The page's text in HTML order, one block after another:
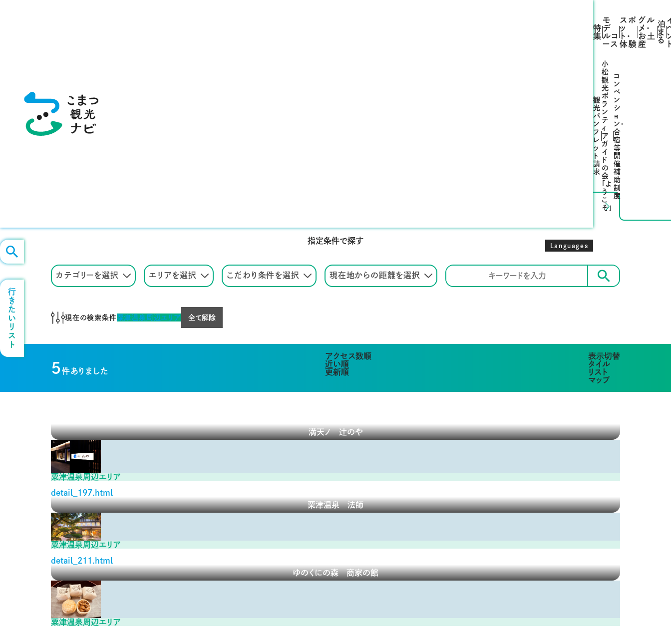
特
集
モ
デ
ルコ
ース
スポ
ッ
ト・
体験
グル
メ・
お土
産
泊
ま
る
観
光
パ
ン
フ
レ
ッ
ト
請
求
小
松
観
光
ボ
ラ
ン
テ
ィ
ア
ガ
イ
ド
の
会
「よ
う
こ
そ」
コ
ン
ベ
ン
シ
ョ
ン・
合
宿
等
開
催
補
助
制
度
行きたいリスト
Languages
指定条件で探す
カテゴリーを選択 エリアを選択 こだわり条件を選択 現在地からの距離を選択 検索
現在の検索条件粟津温泉周辺エリア 全て解除
5件ありました
アクセス数順
近い順
更新順
表示切替
タイル
リスト
マップ
満天ノ 辻のや
粟津温泉周辺エリア
detail_197.html
粟津温泉 法師
粟津温泉周辺エリア
detail_211.html
ゆのくにの森 商家の館
粟津温泉周辺エリア